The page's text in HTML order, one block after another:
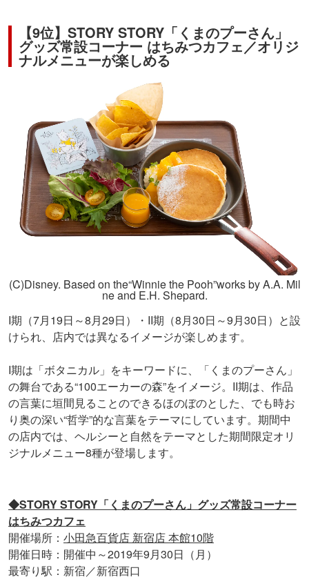
【9位】STORY STORY「くまのプーさん」
グッズ常設コーナー はちみつカフェ／オリジ
ナルメニューが楽しめる
(C)Disney. Based on the“Winnie the Pooh”works by A.A. Mil
ne and E.H. Shepard.
I期（7月19日～8月29日）・II期（8月30日～9月30日）と設
けられ、店内では異なるイメージが楽しめます。
I期は「ボタニカル」をキーワードに、「くまのプーさん」
の舞台である“100エーカーの森”をイメージ。II期は、作品
の言葉に垣間見ることのできるほのぼのとした、でも時お
り奥の深い“哲学”的な言葉をテーマにしています。期間中
の店内では、ヘルシーと自然をテーマとした期間限定オリ
ジナルメニュー8種が登場します。
◆STORY STORY「くまのプーさん」グッズ常設コーナー
はちみつカフェ
開催場所： 小田急百貨店 新宿店 本館10階
開催日時：開催中～2019年9月30日（月）
最寄り駅：新宿／新宿西口